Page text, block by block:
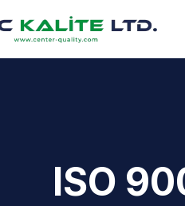
ISO